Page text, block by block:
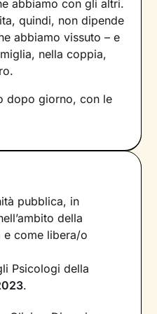
abbiamo con gli altri.
quindi, non dipende
abbiamo vissuto – e
nella coppia,
dopo giorno, con le
proviamo, sui
in atto e sul
Il risultato è una
il mondo interno e
il lavoro che faremo
nel passato
ciò che fa parte
di cambiamento
pubblica, in
della
e come libera/o
Psicologi della
.